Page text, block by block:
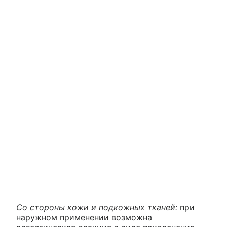
Со стороны кожи и подкожных тканей: при
наружном применении возможна